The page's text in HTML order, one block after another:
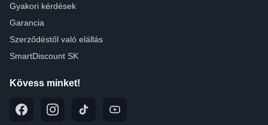
Gyakori kérdések
Garancia
Szerződéstől való elállás
SmartDiscount SK
Kövess minket!